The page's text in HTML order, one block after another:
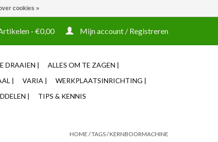
- €0,00 Mijn account / Registreren
DRAAIEN |
ALLES OM TE ZAGEN |
|
VARIA |
WERKPLAATSINRICHTING |
|
TIPS & KENNIS
HOME /TAGS/KERNBOORMACHINE
cookies »
tooling ook machines Zakelijke login mogelijk